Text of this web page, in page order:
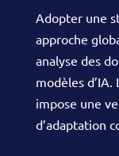
Adopter une
approche
analyse des
modèles
impose une
d’adaptation